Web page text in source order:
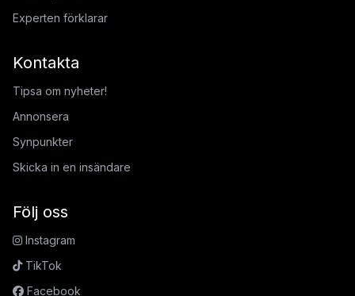
Experten förklarar
Kontakta
Tipsa om nyheter!
Annonsera
Synpunkter
Skicka in en insändare
Följ oss
Instagram
TikTok
Facebook